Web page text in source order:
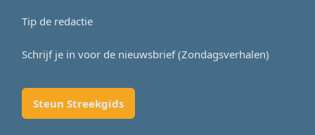
Tip de redactie
Schrijf je in voor de nieuwsbrief (Zondagsverhalen)
Steun Streekgids